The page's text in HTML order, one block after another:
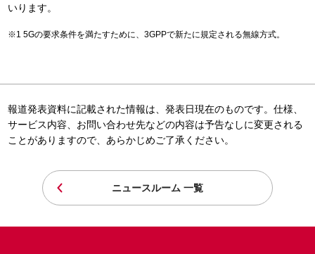
いります。
5Gの要求条件を満たすために、3GPPで新たに規定される無線方式。
報道発表資料に記載された情報は、発表日現在のものです。仕様、
サービス内容、お問い合わせ先などの内容は予告なしに変更される
ことがありますので、あらかじめご了承ください。
ニュースルーム 一覧